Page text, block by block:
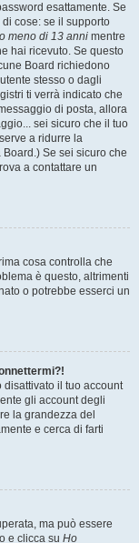
esattamente. Se
cose: se il supporto
meno di 13 anni mentre
hai ricevuto. Se questo
Board richiedono
stesso o dagli
ti verrà indicato che
di posta, allora
sei sicuro che il tuo
a ridurre la
Se sei sicuro che
a contattare un
cosa controlla che
è questo, altrimenti
o potrebbe esserci un
il tuo account
gli account degli
la grandezza del
e cerca di farti
ma può essere
e clicca su Ho